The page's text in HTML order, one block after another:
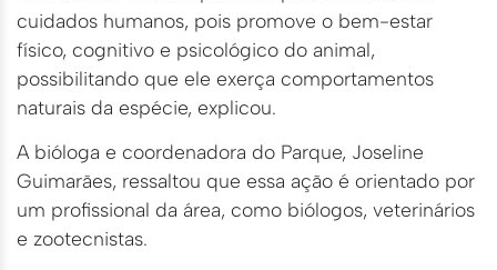
cuidados humanos, pois promove o bem-estar
físico, cognitivo e psicológico do animal,
possibilitando que ele exerça comportamentos
naturais da espécie, explicou.
A bióloga e coordenadora do Parque, Joseline
Guimarães, ressaltou que essa ação é orientado por
um profissional da área, como biólogos, veterinários
e zootecnistas.